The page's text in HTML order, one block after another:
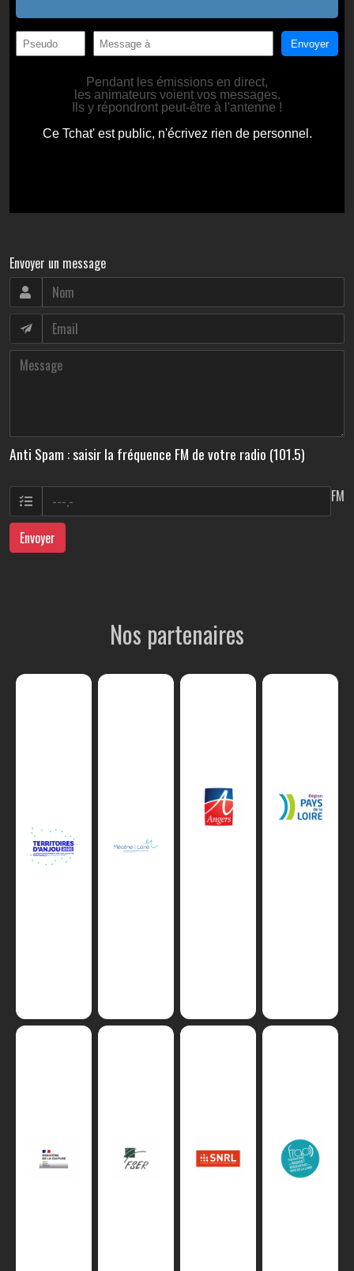
Envoyer un message
Anti Spam : saisir la fréquence FM de votre radio (101.5)
FM
Envoyer
Nos partenaires